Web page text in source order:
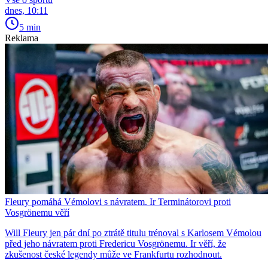
dnes, 10:11
5 min
Reklama
Fleury pomáhá Vémolovi s návratem. Ir Terminátorovi proti
Vosgrönemu věří
Will Fleury jen pár dní po ztrátě titulu trénoval s Karlosem Vémolou
před jeho návratem proti Fredericu Vosgrönemu. Ir věří, že
zkušenost české legendy může ve Frankfurtu rozhodnout.